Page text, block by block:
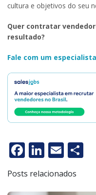
cultura e objetivos do seu
Quer contratar
resultado?
Fale com um
Facebook
Email
Posts relacionados